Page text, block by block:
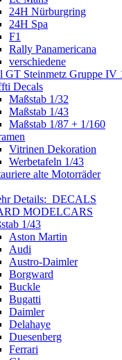
24H Nürburgring
24H Spa
F1
Rally Panamericana
verschiedene
GT Steinmetz Gruppe IV
Decals
Maßstab 1/32
Maßstab 1/43
Maßstab 1/87 + 1/160
Vitrinen Dekoration
Werbetafeln 1/43
alte Motorräder
Details: DECALS
MODELCARS
1/43
Aston Martin
Audi
Austro-Daimler
Borgward
Buckle
Bugatti
Daimler
Delahaye
Duesenberg
Ferrari